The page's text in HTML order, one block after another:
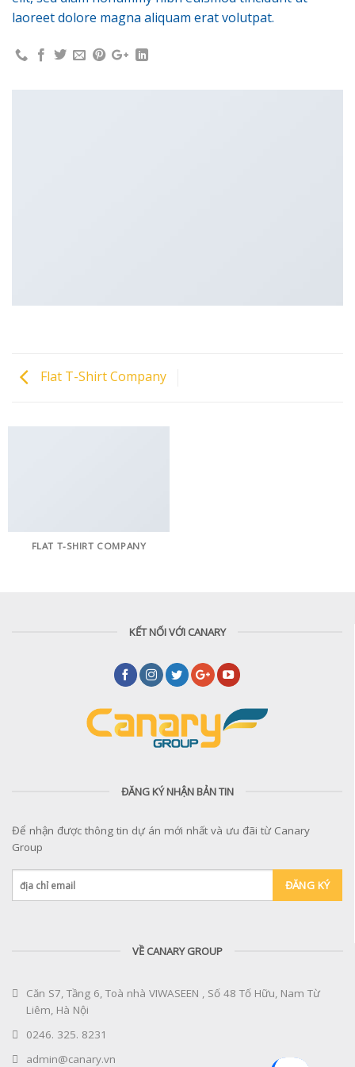
laoreet dolore magna aliquam erat volutpat.
Flat T-Shirt Company
FLAT T-SHIRT COMPANY
KẾT NỐI VỚI CANARY
ĐĂNG KÝ NHẬN BẢN TIN
Để nhận được thông tin dự án mới nhất và ưu đãi từ Canary
Group
VỀ CANARY GROUP
Căn S7, Tầng 6, Toà nhà VIWASEEN , Số 48 Tố Hữu, Nam Từ
Liêm, Hà Nội
0246. 325. 8231
admin@canary.vn